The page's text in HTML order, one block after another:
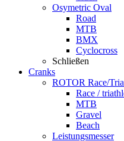
Osymetric Oval
Road
MTB
BMX
Cyclocross
Schließen
Cranks
ROTOR Race/
Race /
MTB
Gravel
Beach
Leistungsmesser